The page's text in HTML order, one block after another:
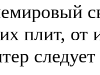
плит, от